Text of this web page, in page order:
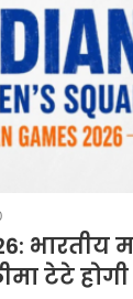
भारतीय
टेटे